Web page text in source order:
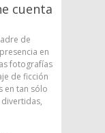
cuenta
de
en
fotografías
de ficción
en tan sólo